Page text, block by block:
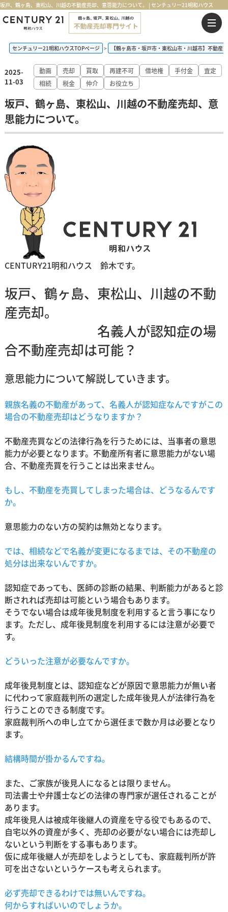
坂戸、鶴ヶ島、東松山、川越の不動産売却、意思能力について。 | センチュリー21明和ハウス
センチュリー21明和ハウスTOPページ 【鶴ヶ島市・坂戸市・東松山市・川越市】不動産
2025-
11-03
動画 売却 買取 再建不可 借地権 手付金
査定
相続
税金 仲介 お役立ち
坂戸、鶴ヶ島、東松山、川越の不動産売却、意
思能力について。
CENTURY21明和ハウス 鈴木です。
坂戸、鶴ヶ島、東松山、川越の不動
産売却。
名義人が認知症の場
合不動産売却は可能？
意思能力について解説していきます。
親族名義の不動産があって、名義人が認知症なんですがこの
場合の不動産売却はどうなりますか？
不動産売買などの法律行為を行うためには、当事者の意思
能力が必要となります。不動産所有者に意思能力がない場
合、不動産売買を行うことは出来ません。
もし、不動産を売買してしまった場合は、どうなるんです
か。
意思能力のない方の契約は無効となります。
では、相続などで名義が変更になるまでは、その不動産の
処分は出来ないんですか。
認知症であっても、医師の診断の結果、判断能力があると診
断されれば売却は可能という場合もあります。
そうでない場合は成年後見制度を利用すると言う事になり
ます。ただし、成年後見制度を利用するには注意が必要で
す。
どういった注意が必要なんですか。
成年後見制度とは、認知症などが原因で意思能力が無い者
に代わって家庭裁判所の選定した成年後見人が法律行為を
行うことのできる制度です。
家庭裁判所への申し立てから選任まで数か月は必要となり
ます。
結構時間が掛かるんですね。
また、ご家族が後見人になるとは限りません。
司法書士や弁護士などの法律の専門家が選任されることが
あります。
成年後見人は被成年後継人の資産を守る役でもあるので、
自宅以外の資産が多く、売却の必要がない場合には売却し
ないという判断をする事もあります。
仮に成年後継人が売却をしようとしても、家庭裁判所が許
可を出さないというケースも考えられます。
必ず売却できるわけでは無いんですね。
何からすればいいのでしょうか。